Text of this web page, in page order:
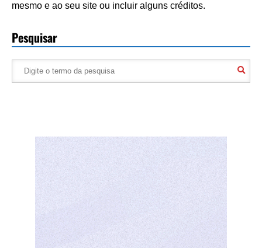
mesmo e ao seu site ou incluir alguns créditos.
Pesquisar